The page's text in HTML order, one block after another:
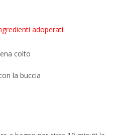
adoperati:
colto
la buccia